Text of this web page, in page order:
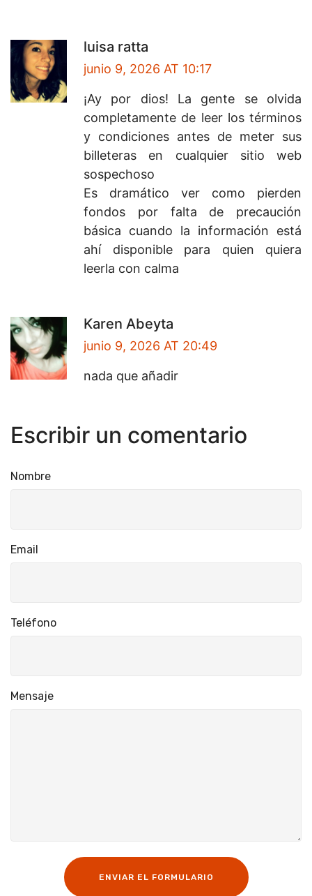
luisa ratta
junio 9, 2026 AT 10:17
¡Ay por dios! La gente se olvida
completamente de leer los términos
y condiciones antes de meter sus
billeteras en cualquier sitio web
sospechoso
Es dramático ver como pierden
fondos por falta de precaución
básica cuando la información está
ahí disponible para quien quiera
leerla con calma
Karen Abeyta
junio 9, 2026 AT 20:49
nada que añadir
Escribir un comentario
Nombre
Email
Teléfono
Mensaje
ENVIAR EL FORMULARIO